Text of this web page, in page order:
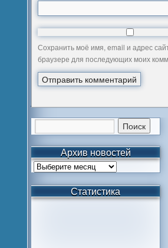
Сохранить моё имя, email и адрес
браузере для последующих моих
Архив новостей
Статистика